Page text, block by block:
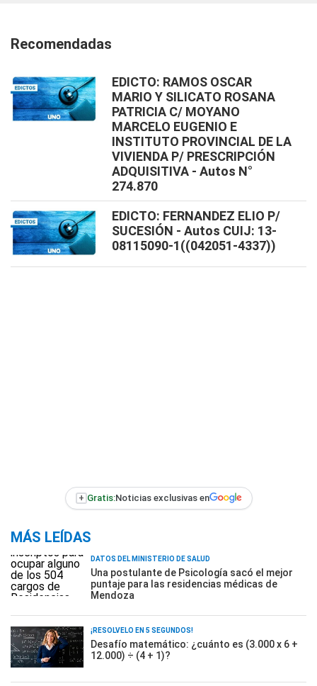
Recomendadas
EDICTO: RAMOS OSCAR
MARIO Y SILICATO ROSANA
PATRICIA C/ MOYANO
MARCELO EUGENIO E
INSTITUTO PROVINCIAL DE LA
VIVIENDA P/ PRESCRIPCIÓN
ADQUISITIVA - Autos N°
274.870
EDICTO: FERNANDEZ ELIO P/
SUCESIÓN - Autos CUIJ: 13-
08115090-1((042051-4337))
+ Gratis:Noticias exclusivas en
MÁS LEÍDAS
DATOS DEL MINISTERIO DE SALUD
Una postulante de Psicología sacó el mejor
puntaje para las residencias médicas de
Mendoza
¡RESOLVELO EN 5 SEGUNDOS!
Desafío matemático: ¿cuánto es (3.000 x 6 +
12.000) ÷ (4 + 1)?